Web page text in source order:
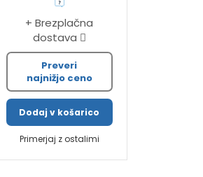
+ Brezplačna
dostava
Preveri
najnižjo ceno
Dodaj v košarico
Primerjaj z ostalimi